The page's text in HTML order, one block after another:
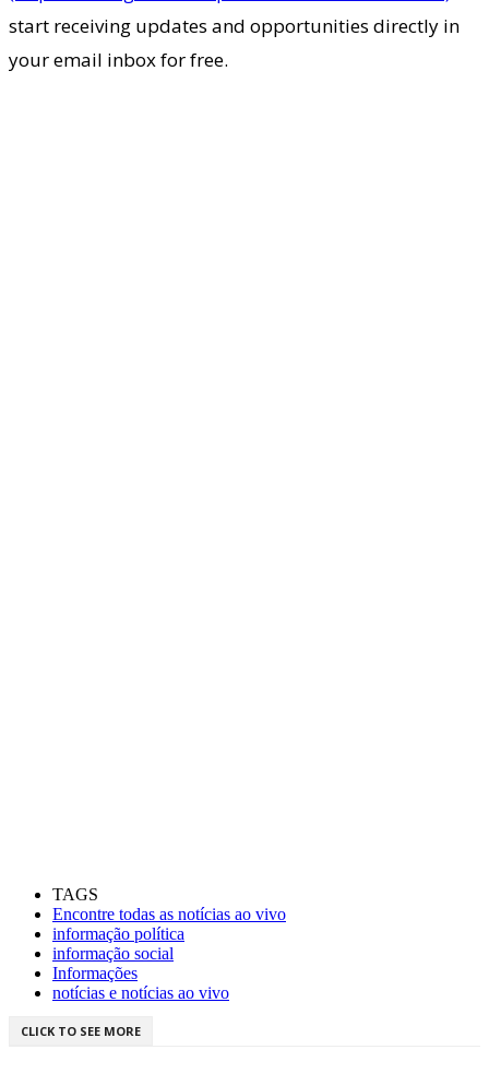
start receiving updates and opportunities directly in
your email inbox for free.
TAGS
Encontre todas as notícias ao vivo
informação política
informação social
Informações
notícias e notícias ao vivo
CLICK TO SEE MORE